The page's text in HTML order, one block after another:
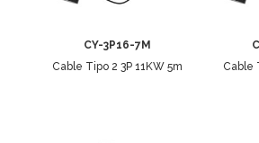
CY-3P16-7M
Cable Tipo 2 3P 11KW 5m
Cable